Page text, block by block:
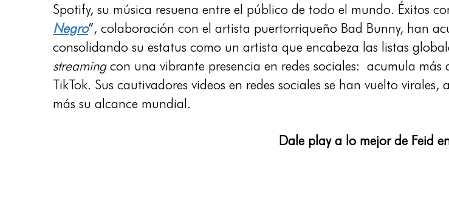
Spotify, su música resuena entre el público de todo el mundo. Éxitos
Negro”, colaboración con el artista puertorriqueño Bad Bunny, han
consolidando su estatus como un artista que encabeza las listas
streamingcon una vibrante presencia en redes sociales: acumula más
TikTok. Sus cautivadores videos en redes sociales se han vuelto
más su alcance mundial.
Dale play a lo mejor de Feid